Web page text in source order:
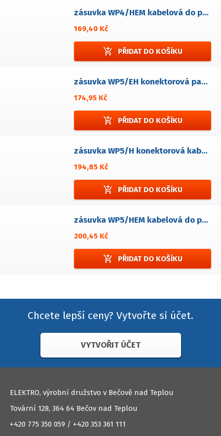
zásuvka WP4/HEM kabelová do panelové zástrčky
169,40 Kč
add_shopping_cart PŘIDAT DO KOŠÍKU
zásuvka WP5/EH konektorová panelová
174,95 Kč
add_shopping_cart PŘIDAT DO KOŠÍKU
zásuvka WP5/H konektorová kabelová
194,85 Kč
add_shopping_cart PŘIDAT DO KOŠÍKU
zásuvka WP5/HEM kabelová do panelové zástrčky
200,45 Kč
add_shopping_cart PŘIDAT DO KOŠÍKU
Chcete lepší ceny? Vytvořte si účet.
VYTVOŘIT ÚČET
ELEKTRO, výrobní družstvo v Bečově nad Teplou
Tovární 128, 364 64 Bečov nad Teplou
+420 775 350 059 / +420 353 361 111